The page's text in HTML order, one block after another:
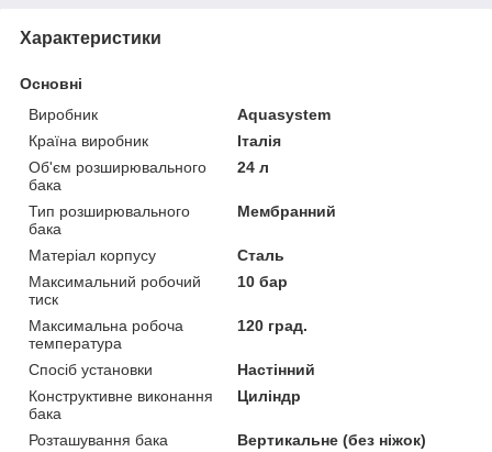
Характеристики
Основні
Виробник
Aquasystem
Країна виробник
Італія
Об'єм розширювального
бака
24 л
Тип розширювального
бака
Мембранний
Матеріал корпусу
Сталь
Максимальний робочий
тиск
10 бар
Максимальна робоча
температура
120 град.
Спосіб установки
Настінний
Конструктивне виконання
бака
Циліндр
Розташування бака
Вертикальне (без ніжок)